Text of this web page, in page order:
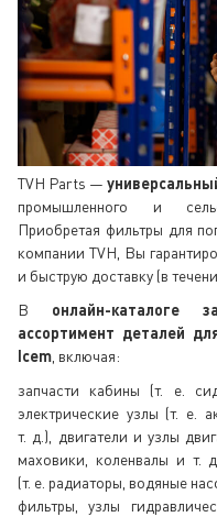
TVH Parts —
промышленного и
Приобретая фильтры для
компании TVH, Вы
и быструю доставку (в
В онлайн-каталоге
ассортимент деталей
Icem , включая:
запчасти кабины (т. е.
электрические узлы (т. е.
т. д.), двигатели и узлы
маховики, коленвалы и т.
(т. е. радиаторы, водяные
фильтры, узлы